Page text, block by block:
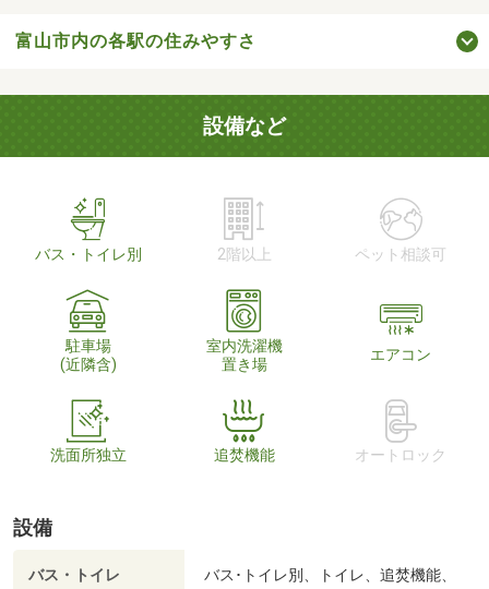
富山市内の各駅の住みやすさ
設備など
バス・トイレ別 2階以上 ペット相談可
駐車場
(近隣含)
室内洗濯機
置き場
エアコン
洗面所独立 追焚機能 オートロック
設備
バス・トイレ
バス･トイレ別、トイレ、追焚機能、